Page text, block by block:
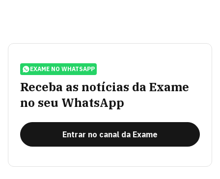
EXAME NO WHATSAPP
Receba as notícias da Exame
no seu WhatsApp
Entrar no canal da Exame